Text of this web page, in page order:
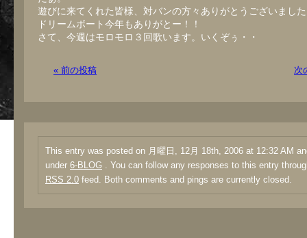
遊びに来てくれた皆様、対バンの方々ありがとうございまし
ドリームボート今年もありがとー！！
さて、今週はモロモロ３回歌います。いくぞぅ・・
« 前の投稿 次
This entry was posted on 月曜日, 12月 18th, 2006 at 12:32 AM
under 6-BLOG . You can follow any responses to this entry
RSS 2.0 feed. Both comments and pings are currently closed.